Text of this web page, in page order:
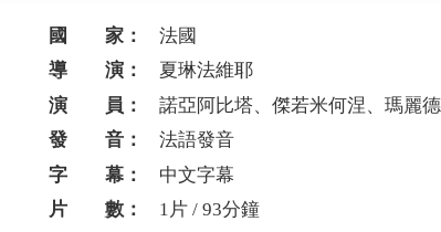
國 家：
法國
導 演：
夏琳法維耶
演 員：
諾亞阿比塔、傑若米何涅、瑪麗
發 音：
法語發音
字 幕：
中文字幕
片 數：
1片 / 93分鐘